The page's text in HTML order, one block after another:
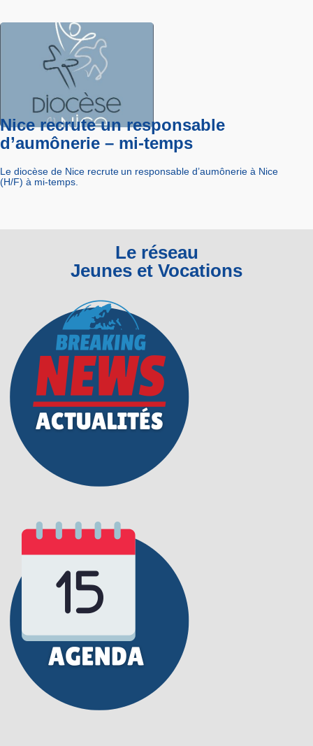
Nice recrute un responsable
d’aumônerie – mi-temps
Le diocèse de Nice recrute un responsable d’aumônerie à Nice
(H/F) à mi-temps.
Le réseau
Jeunes et Vocations